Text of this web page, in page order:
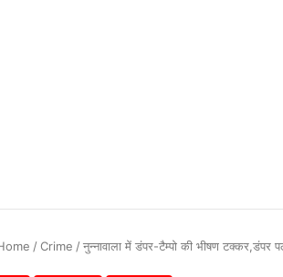
/Crime /नुन्नावाला में डंपर-टैम्पो की भीषण टक्कर,डंपर